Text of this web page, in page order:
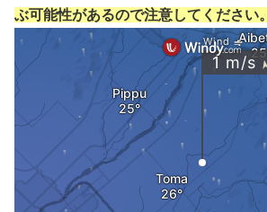
ぶ可能性があるので注意してください。